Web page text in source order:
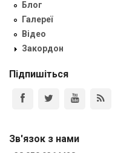
Блог
Галереї
Відео
Закордон
Підпишіться
Зв'язок з нами